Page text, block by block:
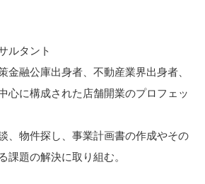
ルタント
金融公庫出身者、不動産業界出身者、
心に構成された店舗開業のプロフェッ
、物件探し、事業計画書の作成やその
課題の解決に取り組む。